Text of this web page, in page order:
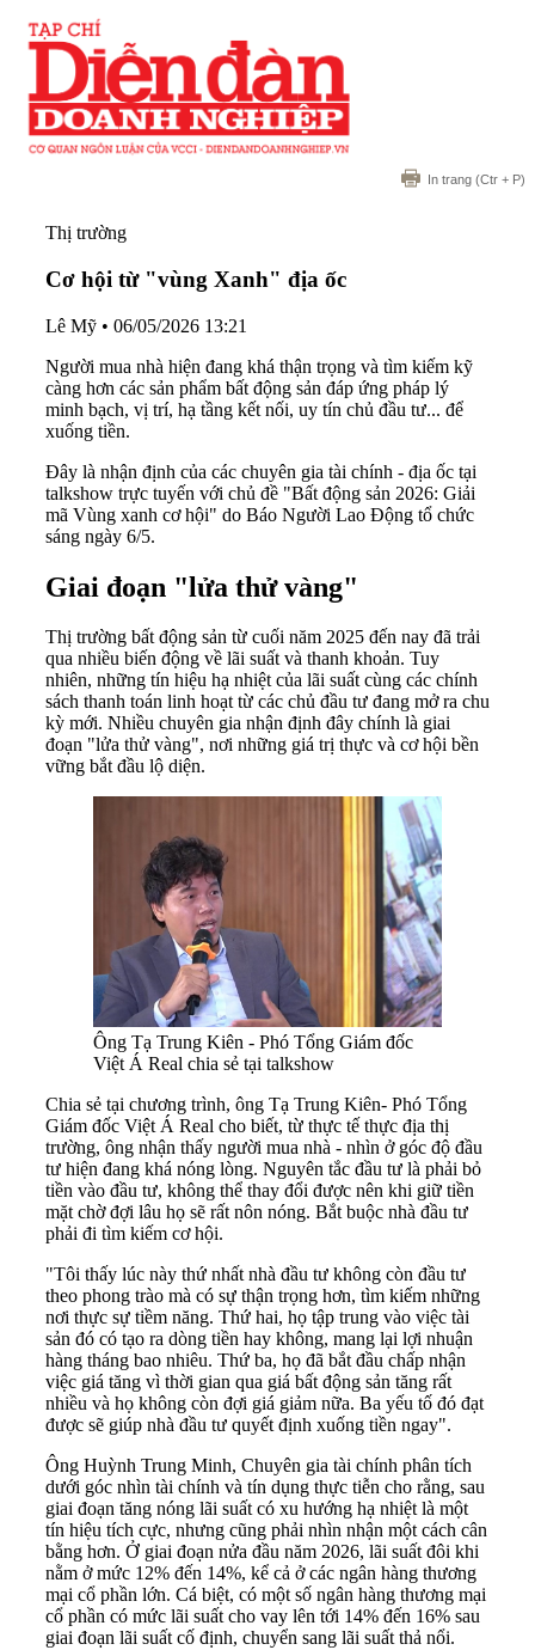
In trang (Ctr + P)
Thị trường
Cơ hội từ "vùng Xanh" địa ốc
Lê Mỹ • 06/05/2026 13:21
Người mua nhà hiện đang khá thận trọng và tìm kiếm kỹ
càng hơn các sản phẩm bất động sản đáp ứng pháp lý
minh bạch, vị trí, hạ tầng kết nối, uy tín chủ đầu tư... để
xuống tiền.
Đây là nhận định của các chuyên gia tài chính - địa ốc tại
talkshow trực tuyến với chủ đề "Bất động sản 2026: Giải
mã Vùng xanh cơ hội" do Báo Người Lao Động tổ chức
sáng ngày 6/5.
Giai đoạn "lửa thử vàng"
Thị trường bất động sản từ cuối năm 2025 đến nay đã trải
qua nhiều biến động về lãi suất và thanh khoản. Tuy
nhiên, những tín hiệu hạ nhiệt của lãi suất cùng các chính
sách thanh toán linh hoạt từ các chủ đầu tư đang mở ra chu
kỳ mới. Nhiều chuyên gia nhận định đây chính là giai
đoạn "lửa thử vàng", nơi những giá trị thực và cơ hội bền
vững bắt đầu lộ diện.
Ông Tạ Trung Kiên - Phó Tổng Giám đốc
Việt Á Real chia sẻ tại talkshow
Chia sẻ tại chương trình, ông Tạ Trung Kiên- Phó Tổng
Giám đốc Việt Á Real cho biết, từ thực tế thực địa thị
trường, ông nhận thấy người mua nhà - nhìn ở góc độ đầu
tư hiện đang khá nóng lòng. Nguyên tắc đầu tư là phải bỏ
tiền vào đầu tư, không thể thay đổi được nên khi giữ tiền
mặt chờ đợi lâu họ sẽ rất nôn nóng. Bắt buộc nhà đầu tư
phải đi tìm kiếm cơ hội.
"Tôi thấy lúc này thứ nhất nhà đầu tư không còn đầu tư
theo phong trào mà có sự thận trọng hơn, tìm kiếm những
nơi thực sự tiềm năng. Thứ hai, họ tập trung vào việc tài
sản đó có tạo ra dòng tiền hay không, mang lại lợi nhuận
hàng tháng bao nhiêu. Thứ ba, họ đã bắt đầu chấp nhận
việc giá tăng vì thời gian qua giá bất động sản tăng rất
nhiều và họ không còn đợi giá giảm nữa. Ba yếu tố đó đạt
được sẽ giúp nhà đầu tư quyết định xuống tiền ngay".
Ông Huỳnh Trung Minh, Chuyên gia tài chính phân tích
dưới góc nhìn tài chính và tín dụng thực tiễn cho rằng, sau
giai đoạn tăng nóng lãi suất có xu hướng hạ nhiệt là một
tín hiệu tích cực, nhưng cũng phải nhìn nhận một cách cân
bằng hơn. Ở giai đoạn nửa đầu năm 2026, lãi suất đôi khi
nằm ở mức 12% đến 14%, kể cả ở các ngân hàng thương
mại cổ phần lớn. Cá biệt, có một số ngân hàng thương mại
cổ phần có mức lãi suất cho vay lên tới 14% đến 16% sau
giai đoạn lãi suất cố định, chuyển sang lãi suất thả nổi.